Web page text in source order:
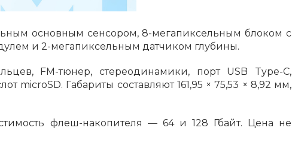
об оплате Плайтом
25
основным сенсором, 8-мегапиксельным блоком с
и 2-мегапиксельным датчиком глубины.
FM-тюнер, стереодинамики, порт USB Type-C,
microSD. Габариты составляют 161,95 × 75,53 × 8,92 мм,
флеш-накопителя — 64 и 128 Гбайт. Цена не